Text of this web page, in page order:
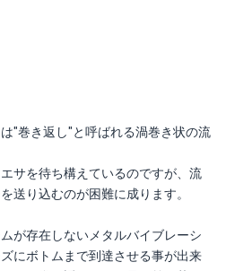
"巻き返し"と呼ばれる渦巻き状の流
サを待ち構えているのですが、流
送り込むのが困難に成ります。
が存在しないメタルバイブレーシ
にボトムまで到達させる事が出来